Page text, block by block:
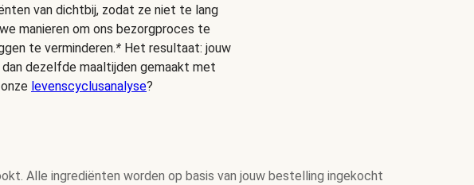
van dichtbij, zodat ze niet te lang
manieren om ons bezorgproces te
te verminderen.* Het resultaat: jouw
dezelfde maaltijden gemaakt met
levenscyclusanalyse?
Alle ingrediënten worden op basis van jouw bestelling ingekocht